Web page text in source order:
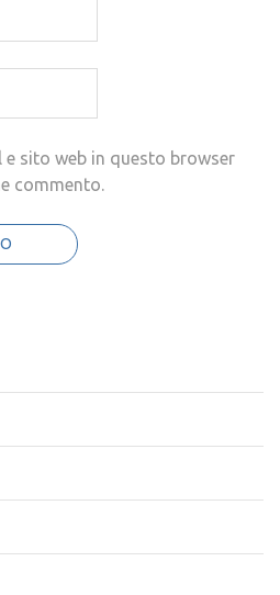
e sito web in questo browser
commento.